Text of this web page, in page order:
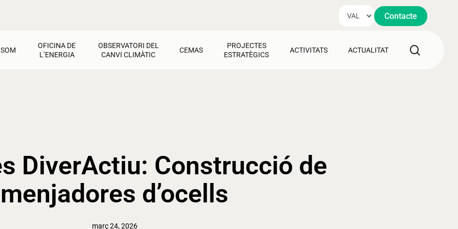
Contacte
OFICINA DE
L’ENERGIA
OBSERVATORI DEL
CANVI CLIMÀTIC
CEMAS
PROJECTES
ESTRATÈGICS
ACTIVITATS ACTUALITAT
DiverActiu: Construcció de
menjadores d’ocells
març 24, 2026